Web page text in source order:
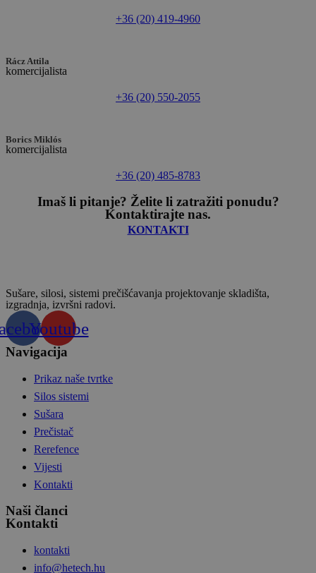
+36 (20) 419-4960
Rácz Attila
komercijalista
+36 (20) 550-2055
Borics Miklós
komercijalista
+36 (20) 485-8783
Imaš li pitanje? Želite li zatražiti ponudu?
Kontaktirajte nas.
KONTAKTI
Sušare, silosi, sistemi prečišćavanja projektovanje skladišta,
izgradnja, izvršni radovi.
Youtube
Navigacija
Prikaz naše tvrtke
Silos sistemi
Sušara
Prečistač
Rerefence
Vijesti
Kontakti
Naši članci
Kontakti
kontakti
info@hetech.hu